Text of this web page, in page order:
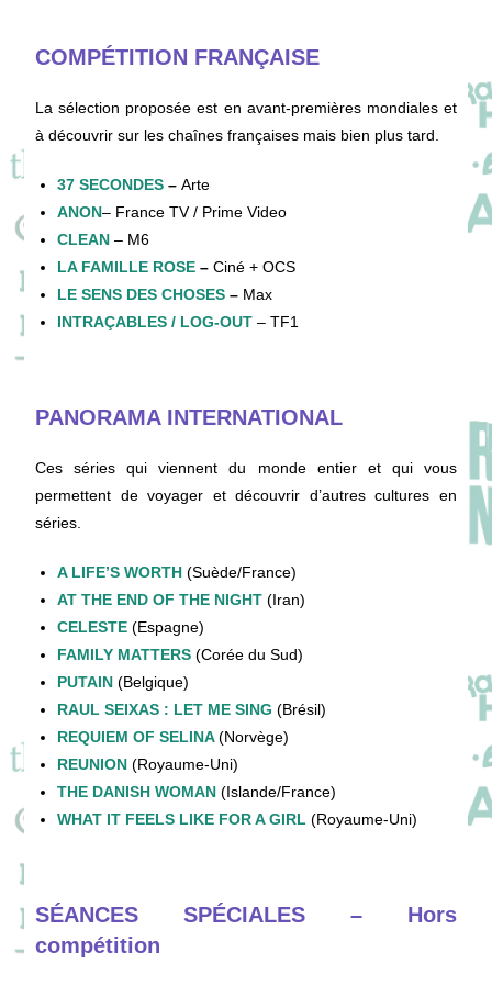
COMPÉTITION FRANÇAISE
La sélection proposée est en avant-premières mondiales et
à découvrir sur les chaînes françaises mais bien plus tard.
37 SECONDES –Arte
ANON– France TV / Prime Video
CLEAN – M6
LA FAMILLE ROSE –Ciné + OCS
LE SENS DES CHOSES – Max
INTRAÇABLES / LOG-OUT – TF1
PANORAMA INTERNATIONAL
Ces séries qui viennent du monde entier et qui vous
permettent de voyager et découvrir d’autres cultures en
séries.
ALIFE’S WORTH(Suède/France)
AT THE END OF THE NIGHT(Iran)
CELESTE(Espagne)
FAMILY MATTERS(Corée du Sud)
PUTAIN(Belgique)
RAUL SEIXAS : LET ME SING(Brésil)
REQUIEM OF SELINA(Norvège)
REUNION(Royaume-Uni)
THE DANISH WOMAN(Islande/France)
WHAT IT FEELS LIKE FOR A GIRL(Royaume-Uni)
SÉANCES SPÉCIALES – Hors
compétition